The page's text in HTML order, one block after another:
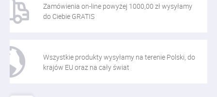
Zamówienia on-line powyżej 1000,00 zł wysyłamy
do Ciebie GRATIS
Wszystkie produkty wysyłamy na terenie Polski, do
krajów EU oraz na cały świat